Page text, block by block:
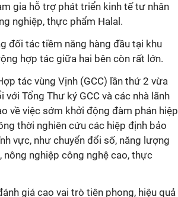
gia hỗ trợ phát triển kinh tế tư nhân
nghiệp, thực phẩm Halal.
đối tác tiềm năng hàng đầu tại khu
hợp tác giữa hai bên còn rất lớn.
tác vùng Vịnh (GCC) lần thứ 2 vừa
Tổng Thư ký GCC và các nhà lãnh
về việc sớm khởi động đàm phán hiệp
thời nghiên cứu các hiệp định bảo
vực, như chuyển đổi số, năng lượng
nông nghiệp công nghệ cao, thực
giá cao vai trò tiên phong, hiệu quả